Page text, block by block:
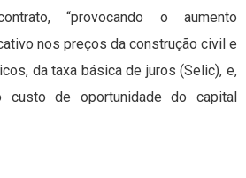
“provocando o aumento
nos preços da construção civil e
da taxa básica de juros (Selic), e,
custo de oportunidade do capital